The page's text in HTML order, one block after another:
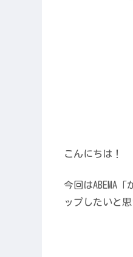
こんにちは！
今回はABEMA
ップしたいと思